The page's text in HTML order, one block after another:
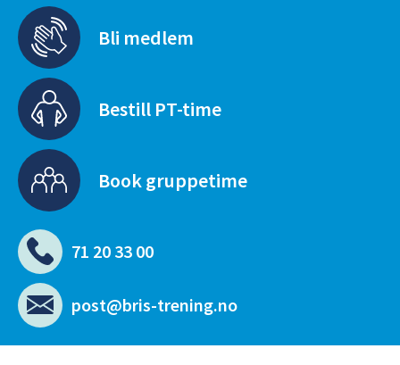
Bli medlem
Bestill PT-time
Book gruppetime
71 20 33 00
post@bris-trening.no